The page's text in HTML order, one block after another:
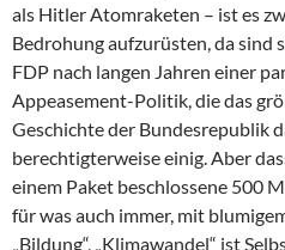
als Hitler Atomraketen – ist es
Bedrohung aufzurüsten, da sind
FDP nach langen Jahren einer
Appeasement-Politik, die das
Geschichte der Bundesrepublik
berechtigterweise einig. Aber
einem Paket beschlossene 500
für was auch immer, mit
„Bildung“, „Klimawandel“ ist